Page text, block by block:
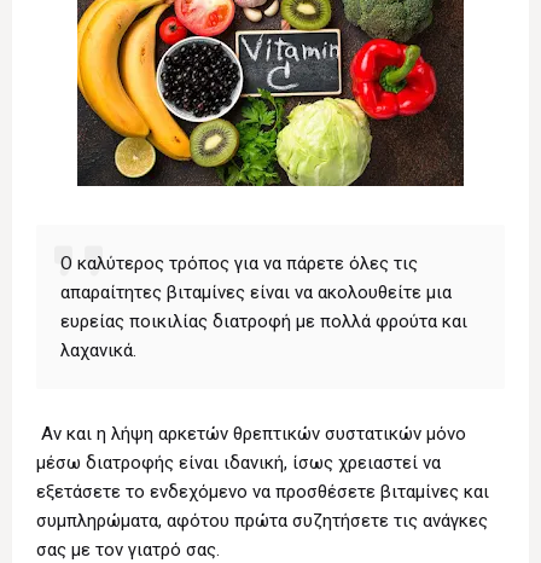
Ο καλύτερος τρόπος για να πάρετε όλες τις
απαραίτητες βιταμίνες είναι να ακολουθείτε μια
ευρείας ποικιλίας διατροφή με πολλά φρούτα και
λαχανικά.
Αν και η λήψη αρκετών θρεπτικών συστατικών μόνο
μέσω διατροφής είναι ιδανική, ίσως χρειαστεί να
εξετάσετε το ενδεχόμενο να προσθέσετε βιταμίνες και
συμπληρώματα, αφότου πρώτα συζητήσετε τις ανάγκες
σας με τον γιατρό σας.